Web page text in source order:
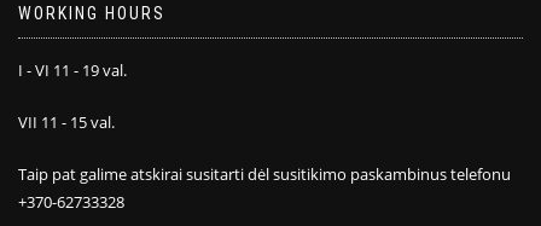
WORKING HOURS
I - VI 11 - 19 val.
VII 11 - 15 val.
Taip pat galime atskirai susitarti dėl susitikimo paskambinus telefonu
+370-62733328